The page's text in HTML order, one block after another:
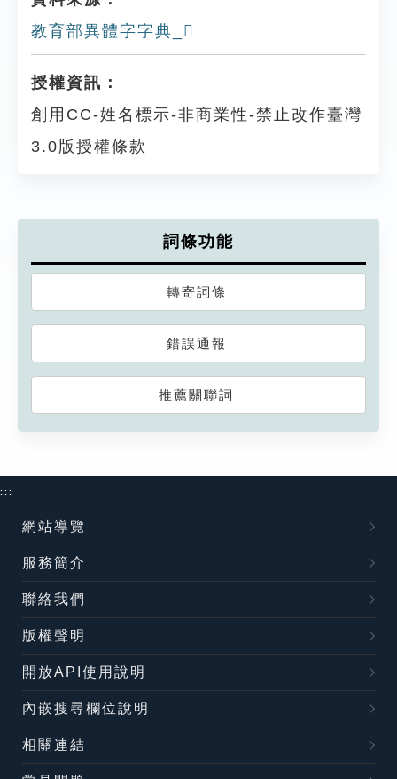
教育部異體字字典_𨖪
授權資訊：
創用CC-姓名標示-非商業性-禁止改作臺灣
3.0版授權條款
詞條功能
轉寄詞條
錯誤通報
推薦關聯詞
:::
網站導覽
服務簡介
聯絡我們
版權聲明
開放API使用說明
內嵌搜尋欄位說明
相關連結